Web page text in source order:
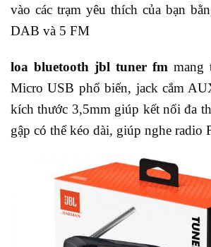
vào các trạm yêu thích của bạn
DAB và 5 FM
loa bluetooth jbl tuner fm mang
Micro USB phổ biến, jack cắm
kích thước 3,5mm giúp kết nối đa
gập có thể kéo dài, giúp nghe radio